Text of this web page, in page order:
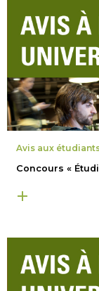
Avis aux
Concours «